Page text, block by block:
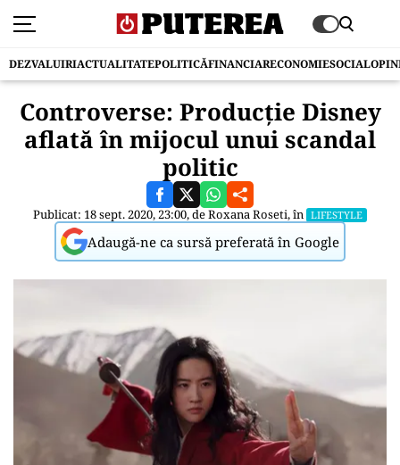
DEZVALUIRIACTUALITATEPOLITICĂFINANCIARECONOMIESOCIAL
Controverse: Producție Disney
aflată în mijocul unui scandal
politic
Publicat: 18 sept. 2020, 23:00, deRoxana Roseti, în LIFESTYLE
Adaugă-ne ca sursă preferată în Google